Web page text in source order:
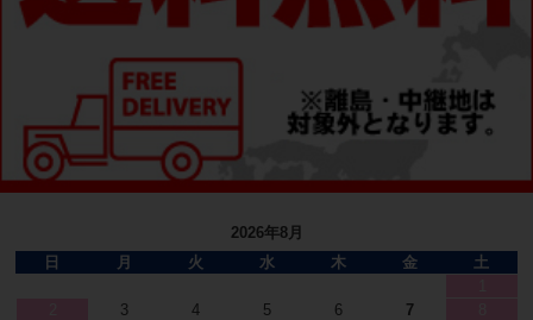
2026年8月
日
月 火 水 木 金
土
3 4 5 6 7